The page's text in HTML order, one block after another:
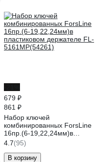
679 ₽
861 ₽
Набор ключей
комбинированных ForsLine
16пр.(6-19,22,24мм)в
пластиковом держателе FL-
5161MP(54261)
4.7(95)
В корзину